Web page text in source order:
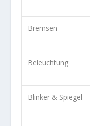
Bremsen
Beleuchtung
Blinker & Spiegel